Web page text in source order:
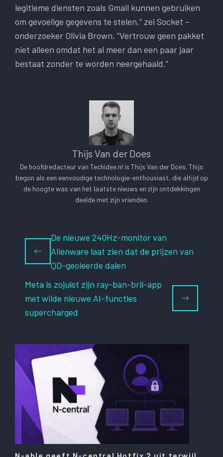
legitieme diensten zoals Gmail kunnen gebruiken
om gevoelige gegevens te stelen,” zei Socket -
onderzoeker Olivia Brown. “Vertrouw geen pakket
niet alleen omdat het al meer dan een paar jaar
bestaat zonder te worden neergehaald.”
Thijs Van der Does
De hoofdredacteur van Techidee.nl is Thijs Van der Does. Thijs
begon als een eenvoudige technologie-enthousiast, die altijd op
de hoogte was van het laatste nieuws en zijn ontdekkingen
deelde met zijn vrienden.
De nieuwe 240Hz-monitor van
Alienware laat zien dat de prijzen van
QD-geoleerde dalen
Meta is zojuist zijn ray-ban-bril-app
met wilde nieuwe AI-functies
supercharged